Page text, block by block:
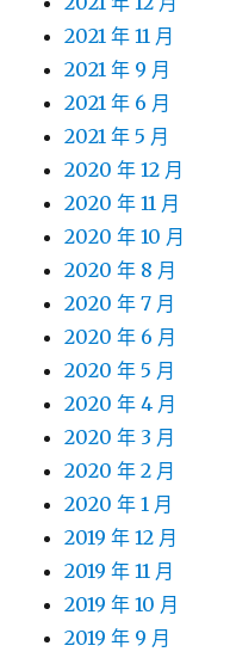
2021 年 11 月
2021 年 9 月
2021 年 6 月
2021 年 5 月
2020 年 12 月
2020 年 11 月
2020 年 10 月
2020 年 8 月
2020 年 7 月
2020 年 6 月
2020 年 5 月
2020 年 4 月
2020 年 3 月
2020 年 2 月
2020 年 1 月
2019 年 12 月
2019 年 11 月
2019 年 10 月
2019 年 9 月